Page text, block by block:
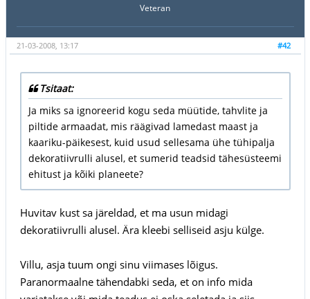
Veteran
#42
21-03-2008, 13:17
Tsitaat:
Ja miks sa ignoreerid kogu seda müütide, tahvlite ja
piltide armaadat, mis räägivad lamedast maast ja
kaariku-päikesest, kuid usud sellesama ühe tühipalja
dekoratiivrulli alusel, et sumerid teadsid tähesüsteemi
ehitust ja kõiki planeete?
Huvitav kust sa järeldad, et ma usun midagi
dekoratiivrulli alusel. Ära kleebi selliseid asju külge.
Villu, asja tuum ongi sinu viimases lõigus.
Paranormaalne tähendabki seda, et on info mida